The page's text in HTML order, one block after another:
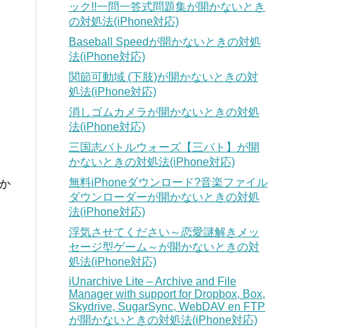
ック!!一問一答式問題集が開かないとき
の対処法(iPhone対応)
Baseball Speedが開かないときの対処
法(iPhone対応)
関節可動域 (下肢)が開かないときの対
処法(iPhone対応)
消しゴムカメラが開かないときの対処
法(iPhone対応)
三国志バトルウォーズ【三バト】が開
かないときの対処法(iPhone対応)
無料iPhoneダウンロード?音楽ファイル
ダウンローダーが開かないときの対処
法(iPhone対応)
浮気させてください～恋愛謎解きメッ
セージ型ゲーム～が開かないときの対
処法(iPhone対応)
iUnarchive Lite – Archive and File
Manager with support for Dropbox, Box,
Skydrive, SugarSync, WebDAV en FTP
が開かないときの対処法(iPhone対応)